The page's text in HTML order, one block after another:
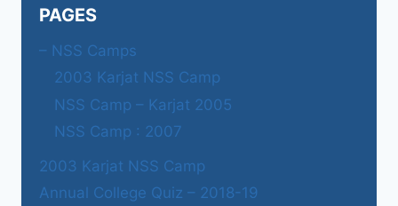
PAGES
– NSS Camps
2003 Karjat NSS Camp
NSS Camp – Karjat 2005
NSS Camp : 2007
2003 Karjat NSS Camp
Annual College Quiz – 2018-19